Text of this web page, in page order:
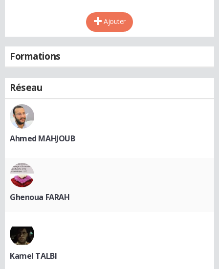
Ajouter
Formations
Réseau
Ahmed MAHJOUB
Ghenoua FARAH
Kamel TALBI